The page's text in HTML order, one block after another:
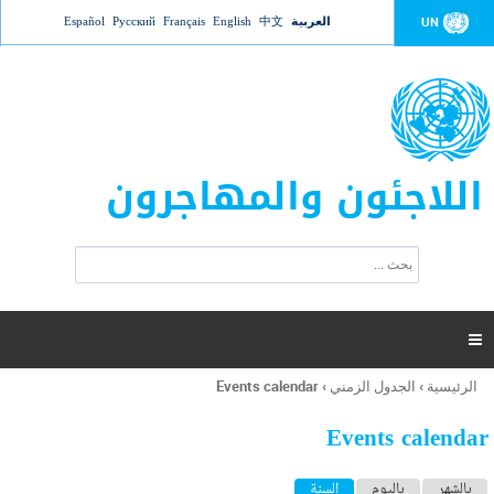
Jump to navigation UN العربية 中文
English
Français
Русский
Español
اللاجئون والمهاجرون
ت
ر
ل
ح
ب

أنت
هنا
الرئيسية › الجدول الزمني ›
Events calendar
Events calendar